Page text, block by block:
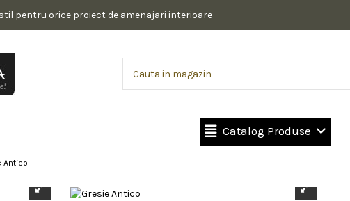
pentru orice proiect de amenajari interioare
Catalog Produse
Antico